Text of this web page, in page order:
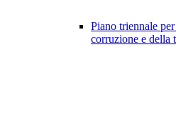
Piano triennale
corruzione e della